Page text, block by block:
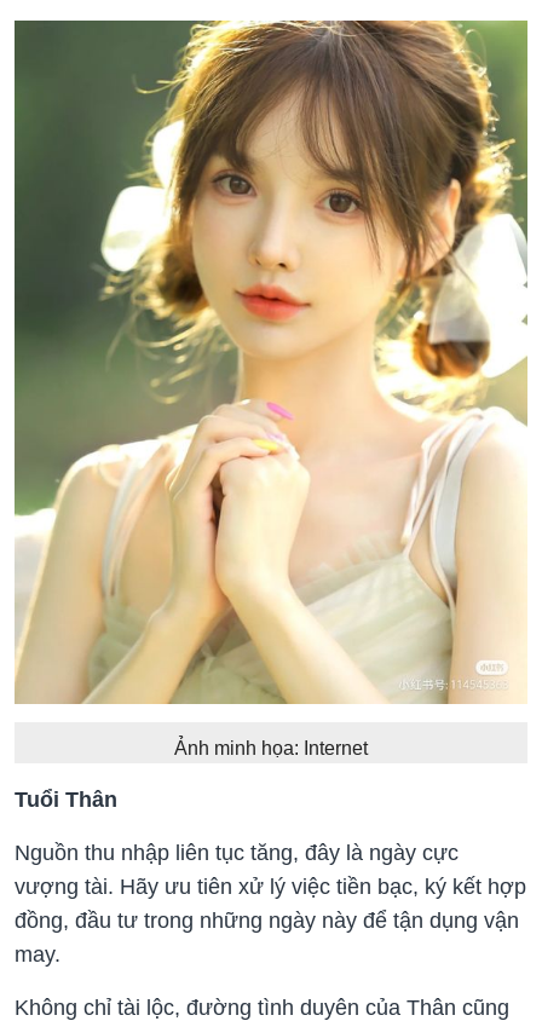
Ảnh minh họa: Internet
Tuổi Thân
Nguồn thu nhập liên tục tăng, đây là ngày cực
vượng tài. Hãy ưu tiên xử lý việc tiền bạc, ký kết hợp
đồng, đầu tư trong những ngày này để tận dụng vận
may.
Không chỉ tài lộc, đường tình duyên của Thân cũng